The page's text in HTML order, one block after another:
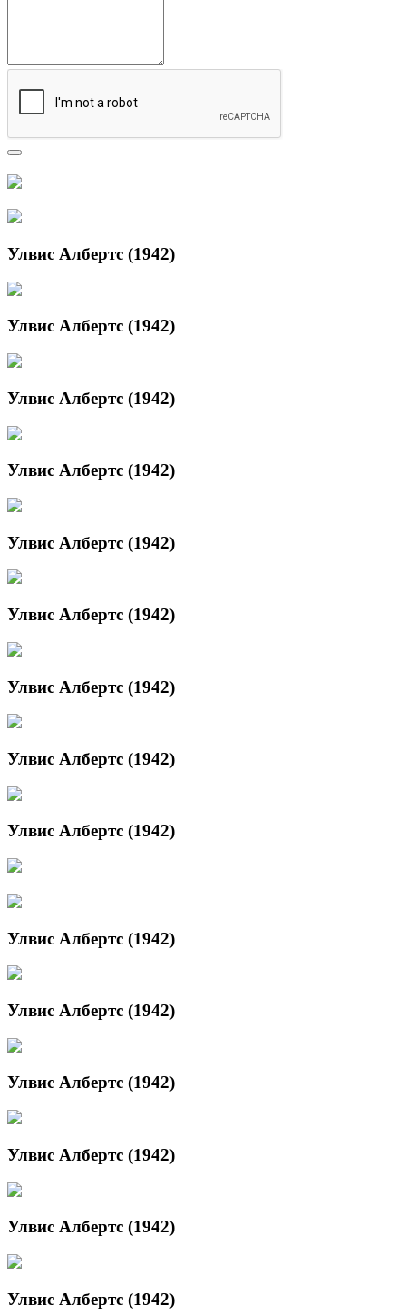
Улвис Албертс (1942)
Улвис Албертс (1942)
Улвис Албертс (1942)
Улвис Албертс (1942)
Улвис Албертс (1942)
Улвис Албертс (1942)
Улвис Албертс (1942)
Улвис Албертс (1942)
Улвис Албертс (1942)
Улвис Албертс (1942)
Улвис Албертс (1942)
Улвис Албертс (1942)
Улвис Албертс (1942)
Улвис Албертс (1942)
Улвис Албертс (1942)